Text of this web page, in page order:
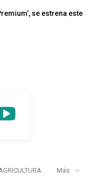
se estrena este
Más